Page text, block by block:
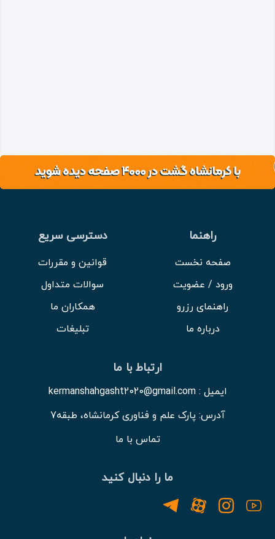
راهنما
صفحه نخست
ورود / عضویت
راهنمای رزرو
درباره ما
دسترسی سریع
قوانین و مقررات
سوالات متداول
همکاران ما
تبلیغات
ارتباط با ما
ایمیل : kermanshahgasht2020@gmail.com
آدرس: پارک علم و فناوری کرمانشاه، طبقه7
تماس با ما
ما را دنبال کنید